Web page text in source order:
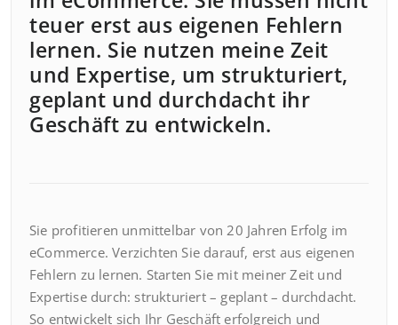
teuer erst aus eigenen Fehlern
lernen. Sie nutzen meine Zeit
und Expertise, um strukturiert,
geplant und durchdacht ihr
Geschäft zu entwickeln.
Sie profitieren unmittelbar von 20 Jahren Erfolg im
eCommerce. Verzichten Sie darauf, erst aus eigenen
Fehlern zu lernen. Starten Sie mit meiner Zeit und
Expertise durch: strukturiert – geplant – durchdacht.
So entwickelt sich Ihr Geschäft erfolgreich und